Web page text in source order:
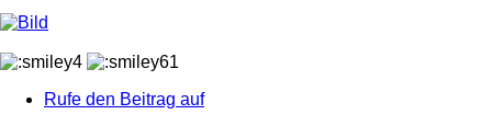
Rufe den Beitrag auf